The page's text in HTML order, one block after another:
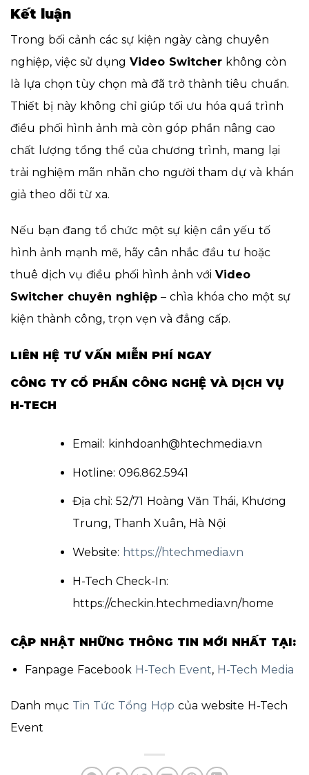
Kết luận
Trong bối cảnh các sự kiện ngày càng chuyên
nghiệp, việc sử dụng Video Switcher không còn
là lựa chọn tùy chọn mà đã trở thành tiêu chuẩn.
Thiết bị này không chỉ giúp tối ưu hóa quá trình
điều phối hình ảnh mà còn góp phần nâng cao
chất lượng tổng thể của chương trình, mang lại
trải nghiệm mãn nhãn cho người tham dự và khán
giả theo dõi từ xa.
Nếu bạn đang tổ chức một sự kiện cần yếu tố
hình ảnh mạnh mẽ, hãy cân nhắc đầu tư hoặc
thuê dịch vụ điều phối hình ảnh với Video
Switcher chuyên nghiệp – chìa khóa cho một sự
kiện thành công, trọn vẹn và đẳng cấp.
LIÊN HỆ TƯ VẤN MIỄN PHÍ NGAY
CÔNG TY CỔ PHẦN CÔNG NGHỆ VÀ DỊCH VỤ
H-TECH
Email: kinhdoanh@htechmedia.vn
Hotline: 096.862.5941
Địa chỉ: 52/71 Hoàng Văn Thái, Khương
Trung, Thanh Xuân, Hà Nội
Website: https://htechmedia.vn
H-Tech Check-In:
https://checkin.htechmedia.vn/home
CẬP NHẬT NHỮNG THÔNG TIN MỚI NHẤT TẠI:
Fanpage Facebook H-Tech Event,H-Tech Media
Danh mục Tin Tức Tổng Hợp của website H-Tech
Event